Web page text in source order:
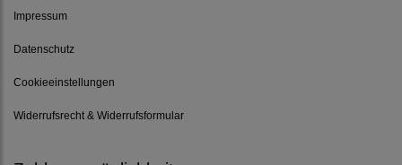
Impressum
Datenschutz
Cookieeinstellungen
Widerrufsrecht & Widerrufsformular